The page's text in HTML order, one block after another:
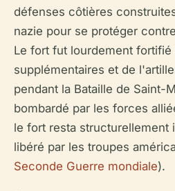
défenses côtières
nazie pour se protéger
Le fort fut lourdement
supplémentaires et de
pendant la Bataille de Saint-
bombardé par les forces
le fort resta structurellement
libéré par les troupes
Seconde Guerre mondiale).